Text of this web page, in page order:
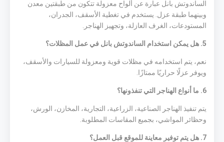
الساندوتش بانل عبارة عن ألواح معزولة تتكون من طبقتين معدن
وبينهما طبقة عزل. يستخدم في تغطية الأسقف، الجدران،
المستودعات، الغرف العازلة، وتجهيز الهناجر.
5. هل يمكن استخدام الساندوتش بانل في عمل المظلات؟
نعم، يتم استخدامه في مظلات قوية ومعزولة للسيارات والأسقف،
ويوفر عزلًا حراريًا ممتازًا.
6. ما أنواع الهناجر التي تنفذونها؟
يتم تنفيذ الهناجر الصناعية، الزراعية، التجارية، المخازن، الورش،
وحظائر المواشي، بجميع المقاسات المطلوبة.
7. هل يتم توفير معاينة للموقع قبل العمل؟